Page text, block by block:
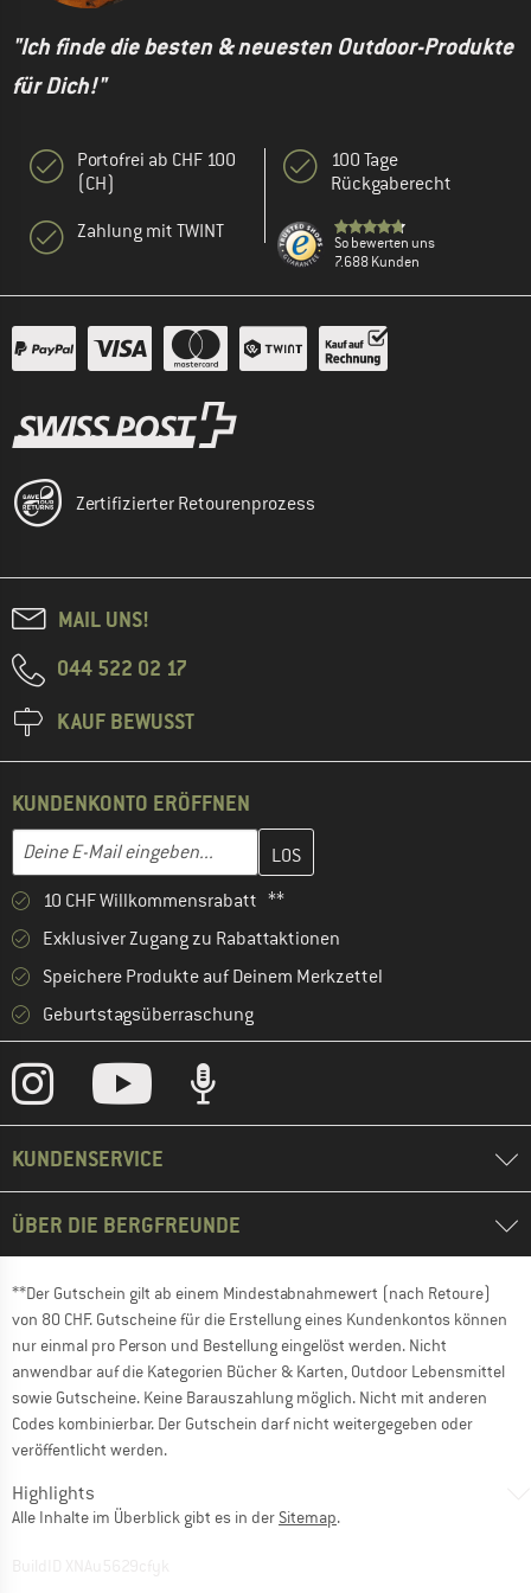
"Ich finde die besten & neuesten Outdoor-Produkte
für Dich!"
Portofrei ab CHF 100
(CH)
Zahlung mit TWINT
100 Tage
Rückgaberecht
So bewerten uns
7.688 Kunden
Zertifizierter Retourenprozess
MAIL UNS!
044 522 02 17
KAUF BEWUSST
KUNDENKONTO ERÖFFNEN
E-Mail-Adresse
Gib hier deine E-Mail-Adresse ein und erstelle im nächsten
10 CHF Willkommensrabatt **
Exklusiver Zugang zu Rabattaktionen
Speichere Produkte auf Deinem Merkzettel
Geburtstagsüberraschung
KUNDENSERVICE
ÜBER DIE BERGFREUNDE
**Der Gutschein gilt ab einem Mindestabnahmewert (nach Retoure)
von 80 CHF. Gutscheine für die Erstellung eines Kundenkontos können
nur einmal pro Person und Bestellung eingelöst werden. Nicht
anwendbar auf die Kategorien Bücher & Karten, Outdoor Lebensmittel
sowie Gutscheine. Keine Barauszahlung möglich. Nicht mit anderen
Codes kombinierbar. Der Gutschein darf nicht weitergegeben oder
veröffentlicht werden.
Highlights
Alle Inhalte im Überblick gibt es in der Sitemap.